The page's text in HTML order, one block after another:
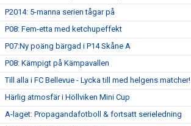
P2014: 5-manna serien tågar på
P08: Fem-etta med ketchupeffekt
P07:Ny poäng bärgad i P14 Skåne A
P08: Kämpigt på Kämpavallen
Till alla i FC Bellevue - Lycka till med helgens matcher!
Härlig atmosfär i Höllviken Mini Cup
A-laget: Propagandafotboll & fortsatt serieledning